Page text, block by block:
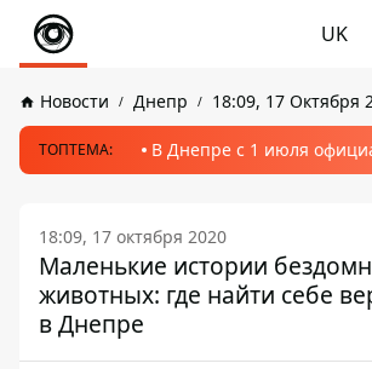
UK
Новости Днепр 18:09, 17 Октября
ТОПТЕМА: В Днепре с 1 июля
18:09, 17 октября 2020
Маленькие истории
животных: где найти себе
в Днепре